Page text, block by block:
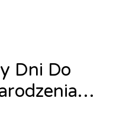
Dni Do